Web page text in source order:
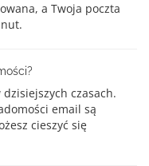
a Twoja poczta
czasach.
email są
cieszyć się